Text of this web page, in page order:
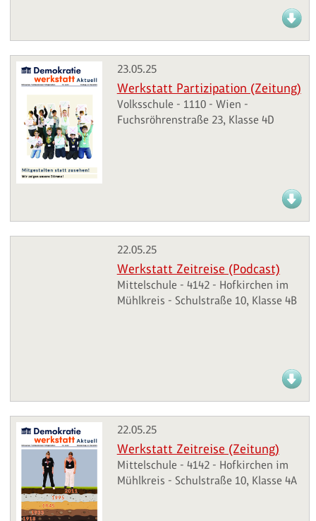
23.05.25
Werkstatt Partizipation (Zeitung)
Volksschule - 1110 - Wien -
Fuchsröhrenstraße 23, Klasse 4D
22.05.25
Werkstatt Zeitreise (Podcast)
Mittelschule - 4142 - Hofkirchen im
Mühlkreis - Schulstraße 10, Klasse 4B
22.05.25
Werkstatt Zeitreise (Zeitung)
Mittelschule - 4142 - Hofkirchen im
Mühlkreis - Schulstraße 10, Klasse 4A